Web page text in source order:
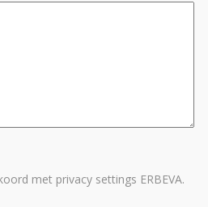
met privacy settings ERBEVA.